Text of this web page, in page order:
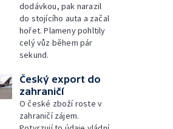
dodávkou, pak narazil
do stojícího auta a začal
hořet. Plameny pohltily
celý vůz během pár
sekund.
Český export do
zahraničí
O české zboží roste v
zahraničí zájem.